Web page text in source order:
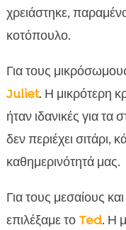
χρειάστηκε,
κοτόπουλο.
Για τους
Juliet. Η μικρότερη
ήταν ιδανικές για
δεν περιέχει σιτάρι,
καθημερινότητά μας.
Για τους μεσαίους
επιλέξαμε το Ted. Η